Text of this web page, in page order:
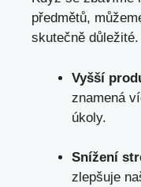
předmětů,
skutečně
Vyšší
znamená
úkoly.
Snížení
zlepšuje